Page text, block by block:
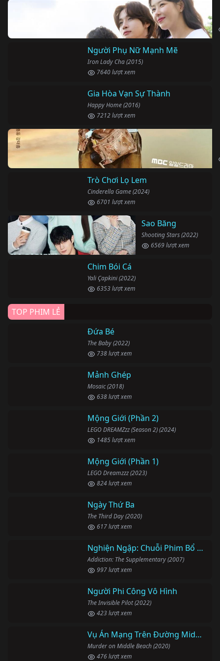
Người Phụ Nữ Mạnh Mẽ
Iron Lady Cha (2015)
7640 lượt xem
Gia Hòa Vạn Sự Thành
Happy Home (2016)
7212 lượt xem
Trò Chơi Lọ Lem
Cinderella Game (2024)
6701 lượt xem
Sao Băng
Shooting Stars (2022)
6569 lượt xem
Chim Bói Cá
Yali Çapkini (2022)
6353 lượt xem
TOP PHIM LẺ
Đứa Bé
The Baby (2022)
738 lượt xem
Mảnh Ghép
Mosaic (2018)
638 lượt xem
Mộng Giới (Phần 2)
LEGO DREAMZzz (Season 2) (2024)
1485 lượt xem
Mộng Giới (Phần 1)
LEGO Dreamzzz (2023)
824 lượt xem
Ngày Thứ Ba
The Third Day (2020)
617 lượt xem
Nghiện Ngập: Chuỗi Phim Bổ Trợ
Addiction: The Supplementary (2007)
997 lượt xem
Người Phi Công Vô Hình
The Invisible Pilot (2022)
423 lượt xem
Vụ Án Mạng Trên Đường Middle Beach
Murder on Middle Beach (2020)
476 lượt xem